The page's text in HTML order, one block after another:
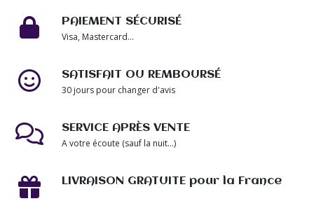
PAIEMENT SÉCURISÉ
Visa, Mastercard...
SATISFAIT OU REMBOURSÉ
30 jours pour changer d'avis
SERVICE APRÈS VENTE
A votre écoute (sauf la nuit...)
LIVRAISON GRATUITE pour la France